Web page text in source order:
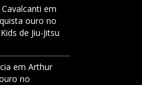
em
ouro no
de Jiu-Jitsu
em Arthur
no